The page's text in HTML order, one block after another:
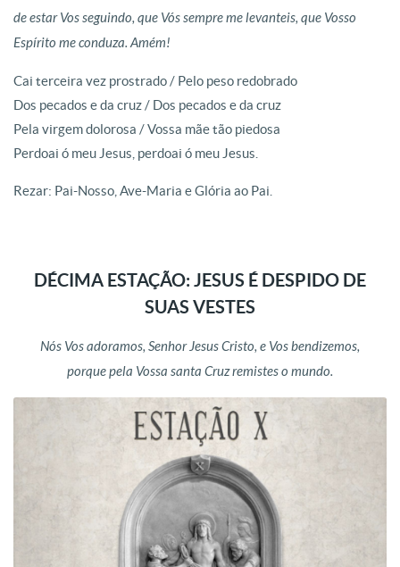
de estar Vos seguindo, que Vós sempre me levanteis, que Vosso
Espírito me conduza. Amém!
Cai terceira vez prostrado / Pelo peso redobrado
Dos pecados e da cruz / Dos pecados e da cruz
Pela virgem dolorosa / Vossa mãe tão piedosa
Perdoai ó meu Jesus, perdoai ó meu Jesus.
Rezar: Pai-Nosso, Ave-Maria e Glória ao Pai.
DÉCIMA ESTAÇÃO: JESUS É DESPIDO DE
SUAS VESTES
Nós Vos adoramos, Senhor Jesus Cristo, e Vos bendizemos,
porque pela Vossa santa Cruz remistes o mundo.